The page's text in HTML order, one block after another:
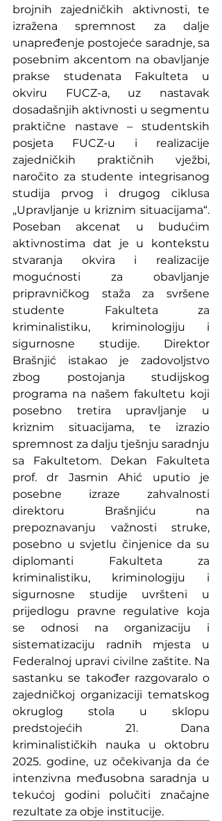
brojnih zajedničkih aktivnosti, te
izražena spremnost za dalje
unapređenje postojeće saradnje, sa
posebnim akcentom na obavljanje
prakse studenata Fakulteta u
okviru FUCZ-a, uz nastavak
dosadašnjih aktivnosti u segmentu
praktične nastave – studentskih
posjeta FUCZ-u i realizacije
zajedničkih praktičnih vježbi,
naročito za studente integrisanog
studija prvog i drugog ciklusa
„Upravljanje u kriznim situacijama“.
Poseban akcenat u budućim
aktivnostima dat je u kontekstu
stvaranja okvira i realizacije
mogućnosti za obavljanje
pripravničkog staža za svršene
studente Fakulteta za
kriminalistiku, kriminologiju i
sigurnosne studije. Direktor
Brašnjić istakao je zadovoljstvo
zbog postojanja studijskog
programa na našem fakultetu koji
posebno tretira upravljanje u
kriznim situacijama, te izrazio
spremnost za dalju tješnju saradnju
sa Fakultetom. Dekan Fakulteta
prof. dr Jasmin Ahić uputio je
posebne izraze zahvalnosti
direktoru Brašnjiću na
prepoznavanju važnosti struke,
posebno u svjetlu činjenice da su
diplomanti Fakulteta za
kriminalistiku, kriminologiju i
sigurnosne studije uvršteni u
prijedlogu pravne regulative koja
se odnosi na organizaciju i
sistematizaciju radnih mjesta u
Federalnoj upravi civilne zaštite. Na
sastanku se također razgovaralo o
zajedničkoj organizaciji tematskog
okruglog stola u sklopu
predstojećih 21. Dana
kriminalističkih nauka u oktobru
2025. godine, uz očekivanja da će
intenzivna međusobna saradnja u
tekućoj godini polučiti značajne
rezultate za obje institucije.